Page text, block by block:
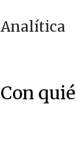
Analítica
Con